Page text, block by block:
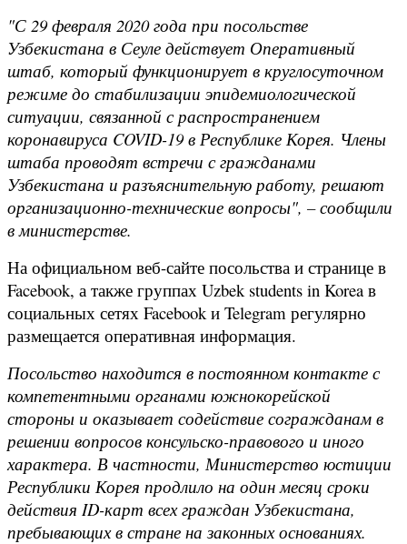
"С 29 февраля 2020 года при посольстве
Узбекистана в Сеуле действует Оперативный
штаб, который функционирует в круглосуточном
режиме до стабилизации эпидемиологической
ситуации, связанной с распространением
коронавируса COVID-19 в Республике Корея. Члены
штаба проводят встречи с гражданами
Узбекистана и разъяснительную работу, решают
организационно-технические вопросы", – сообщили
в министерстве.
На официальном веб-сайте посольства и странице в
Facebook, а также группах Uzbek students in Korea в
социальных сетях Facebook и Telegram регулярно
размещается оперативная информация.
Посольство находится в постоянном контакте с
компетентными органами южнокорейской
стороны и оказывает содействие согражданам в
решении вопросов консульско-правового и иного
характера. В частности, Министерство юстиции
Республики Корея продлило на один месяц сроки
действия ID-карт всех граждан Узбекистана,
пребывающих в стране на законных основаниях.